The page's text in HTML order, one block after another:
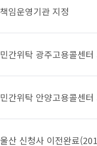
책임운영기관 지정
민간위탁 광주고용콜센터
민간위탁 안양고용콜센터
울산 신청사 이전완료